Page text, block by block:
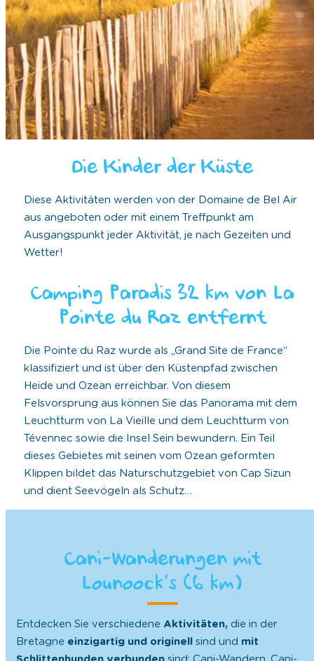
Die Kinder der Küste
Diese Aktivitäten werden von der Domaine de Bel Air
aus angeboten oder mit einem Treffpunkt am
Ausgangspunkt jeder Aktivität, je nach Gezeiten und
Wetter!
Camping Paradis 32 km von La
Pointe du Raz entfernt
Die Pointe du Raz wurde als „Grand Site de France“
klassifiziert und ist über den Küstenpfad zwischen
Heide und Ozean erreichbar. Von diesem
Felsvorsprung aus können Sie das Panorama mit dem
Leuchtturm von La Vieille und dem Leuchtturm von
Tévennec sowie die Insel Sein bewundern. Ein Teil
dieses Gebietes mit seinen vom Ozean geformten
Klippen bildet das Naturschutzgebiet von Cap Sizun
und dient Seevögeln als Schutz…
Cani-Wanderungen mit
Lounoock’s (6 km)
Entdecken Sie verschiedene Aktivitäten,die in der
Bretagne einzigartig und originellsind und mit